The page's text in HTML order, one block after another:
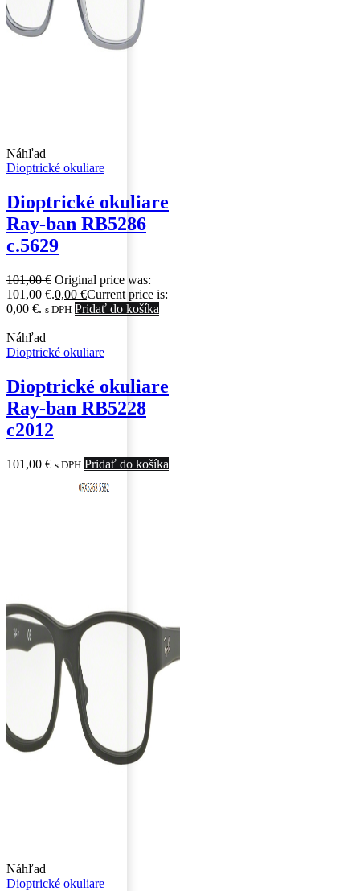
Náhľad
Dioptrické okuliare
Dioptrické okuliare
Ray-ban RB5286
c.5629
101,00€ Original price was:
101,00 €.0,00 €Current price is:
0,00 €. s DPH Pridať do košíka
Náhľad
Dioptrické okuliare
Dioptrické okuliare
Ray-ban RB5228
c2012
101,00 € s DPH Pridať do košíka
Náhľad
Dioptrické okuliare